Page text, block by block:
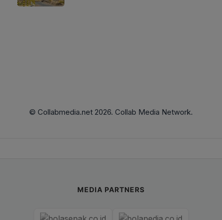
© Collabmedia.net 2026. Collab Media Network.
MEDIA PARTNERS